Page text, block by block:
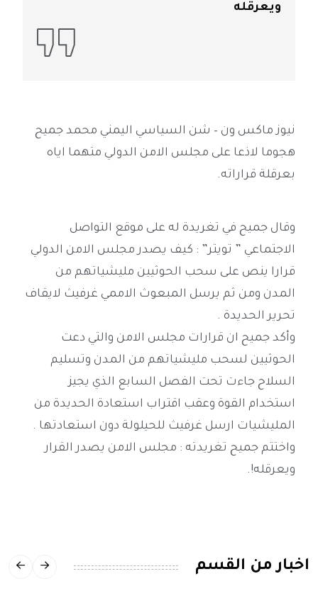
ويعرقله
نيوز ماكس ون – شن السياسي اليمني محمد جميح
هجوما لاذعا على مجلس الامن الدولي متهما اياه
بعرقلة قراراته.
وقال جميح في تغريدة له على موقع التواصل
الاجتماعي ” تويتر” : كيف يصدر مجلس الامن الدولي
قرارا ينص على سحب الحوثيين مليشياتهم من
المدن ومن ثم يرسل المبعوث الاممي غرفيث لايقاف
تحرير الحديدة .
وأكد جميح ان قرارات مجلس الامن والتي دعت
الحوثيين لسحب مليشياتهم من المدن وتسليم
السلاح جاءت تحت الفصل السابع الذي يجيز
استخدام القوة وعقب اقتراب استعادة الحديدة من
المليشيات ارسل غرفيث للحيلولة دون استعادتها .
واختتم جميح تغريدته : مجلس الامن يصدر القرار
ويعرقله!.
اخبار من القسم